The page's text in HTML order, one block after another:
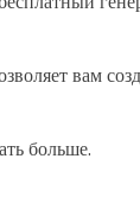
вам
больше.